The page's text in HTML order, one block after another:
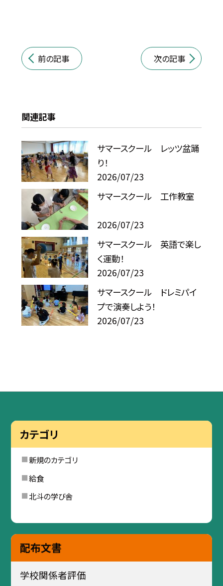
前の記事 次の記事
関連記事
サマースクール レッツ盆踊
り！
2026/07/23
サマースクール 工作教室
2026/07/23
サマースクール 英語で楽し
く運動！
2026/07/23
サマースクール ドレミパイ
プで演奏しよう！
2026/07/23
カテゴリ
新規のカテゴリ
給食
北斗の学び舎
配布文書
学校関係者評価